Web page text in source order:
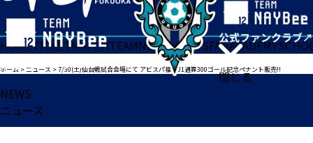
閉じる
HOMETICKETMATCHTEAMNEWSGOODSFANACADEMY
ホーム >ニュース >7/30(土)仙台戦試合会場にて アビスパ福岡J1通算300ゴール記念ペナント販売!!
NEWS
ニュース